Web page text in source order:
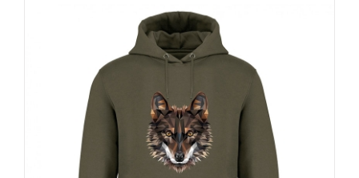
variantes.
Las
opciones
se
elegir
en
la
página
de
producto